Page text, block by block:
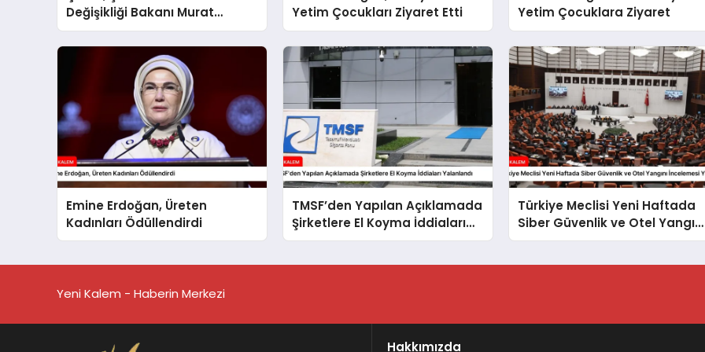
Değişikliği Bakanı Murat
Kurum’dan Konut
Kampanyalarına Destek
Yetim Çocukları Ziyaret Etti
Yetim Çocuklara Ziyaret
Emine Erdoğan, Üreten
Kadınları Ödüllendirdi
TMSF’den Yapılan Açıklamada
Şirketlere El Koyma İddiaları
Yalanlandı
Türkiye Meclisi Yeni Haftada
Siber Güvenlik ve Otel
İncelemesi Yapacak
Yeni Kalem - Haberin Merkezi
Hakkımızda